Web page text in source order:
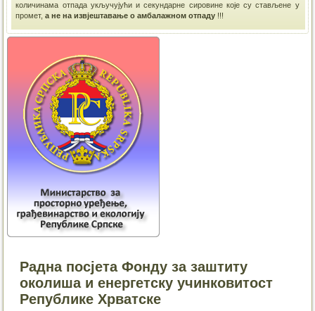
количинама отпада укључујући и секундарне сировине које су стављене у
промет,а не на извјештавање о амбалажном отпаду !!!
Радна посјета Фонду за заштиту
околиша и енергетску учинковитост
Републике Хрватске